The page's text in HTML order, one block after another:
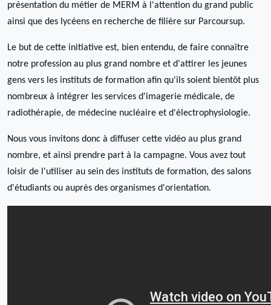
présentation du métier de MERM à l'attention du grand public
ainsi que des lycéens en recherche de filière sur Parcoursup.
Le but de cette initiative est, bien entendu, de faire connaître
notre profession au plus grand nombre et d'attirer les jeunes
gens vers les instituts de formation afin qu'ils soient bientôt plus
nombreux à intégrer les services d'imagerie médicale, de
radiothérapie, de médecine nucléaire et d'électrophysiologie.
Nous vous invitons donc à diffuser cette vidéo au plus grand
nombre, et ainsi prendre part à la campagne. Vous avez tout
loisir de l'utiliser au sein des instituts de formation, des salons
d'étudiants ou auprès des organismes d'orientation.